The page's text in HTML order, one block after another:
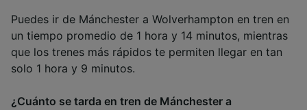
Puedes ir de Mánchester a Wolverhampton en tren en
un tiempo promedio de 1 hora y 14 minutos, mientras
que los trenes más rápidos te permiten llegar en tan
solo 1 hora y 9 minutos.
¿Cuánto se tarda en tren de Mánchester a